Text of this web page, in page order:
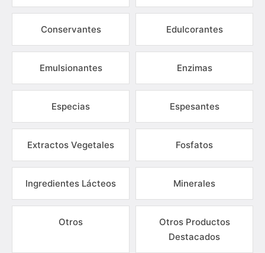
Conservantes Edulcorantes
Emulsionantes Enzimas
Especias Espesantes
Extractos Vegetales Fosfatos
Ingredientes Lácteos Minerales
Otros
Otros Productos
Destacados